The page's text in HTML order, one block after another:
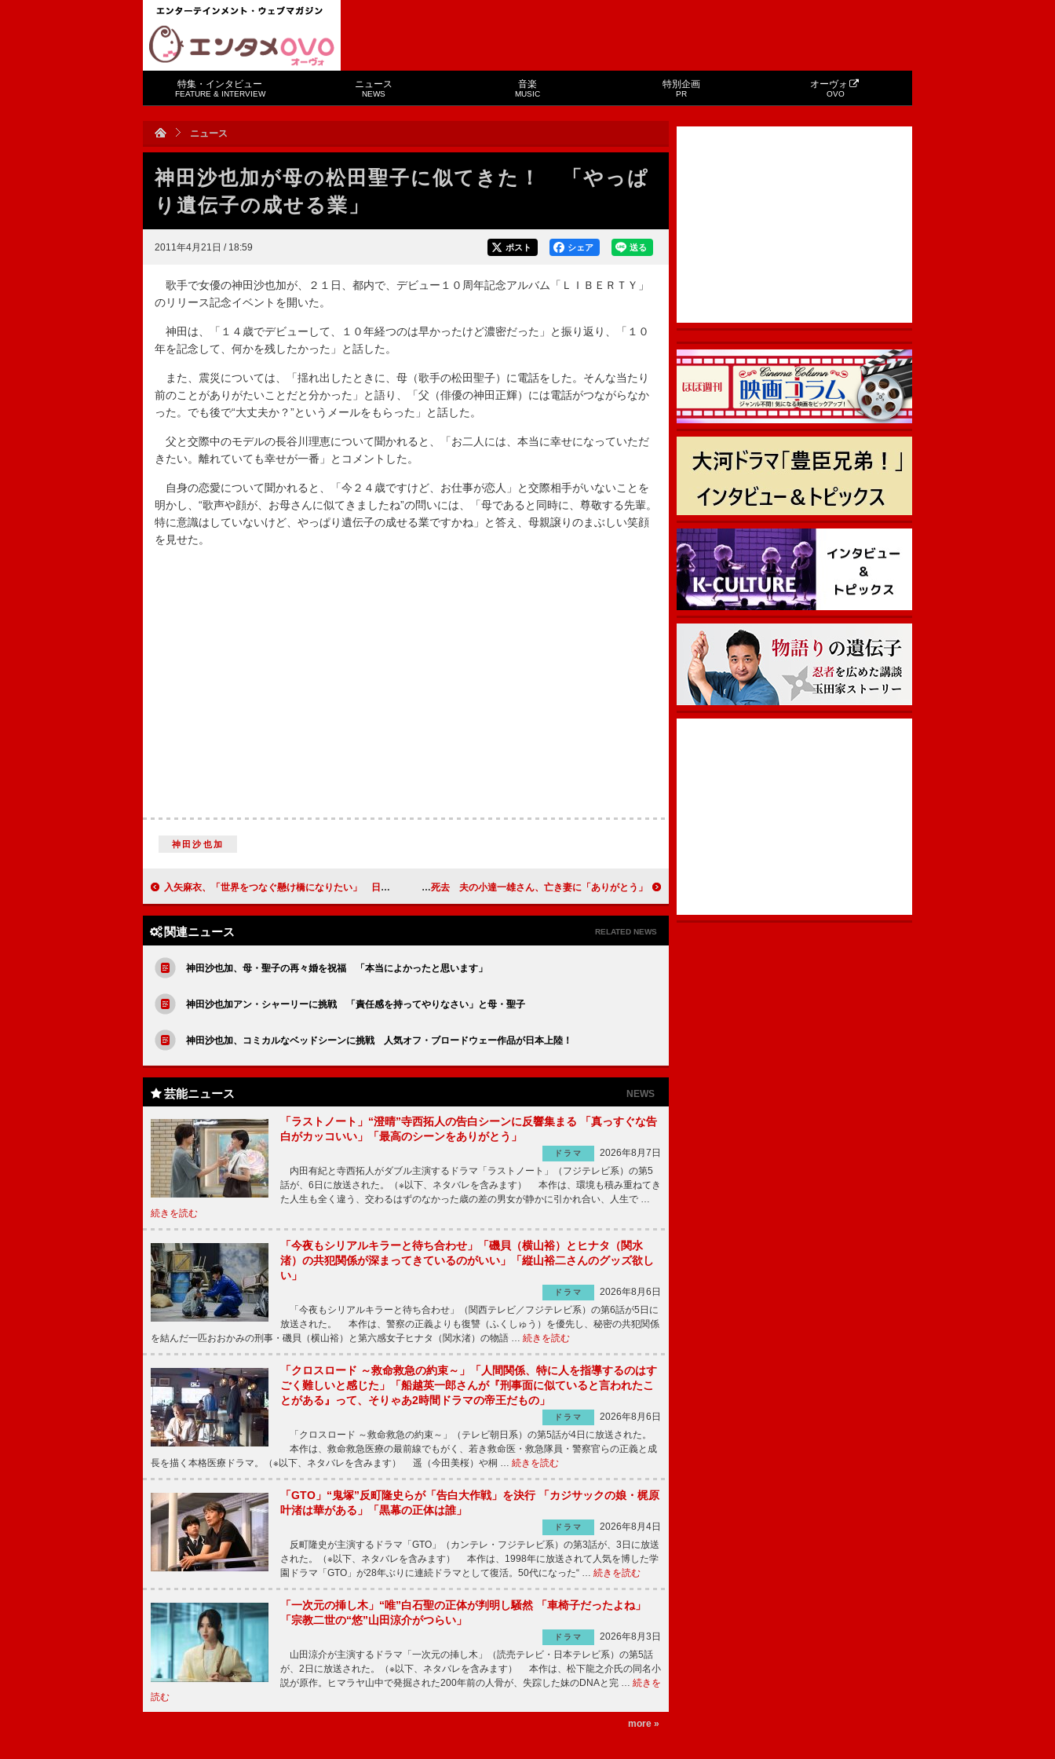
特集・インタビュー
FEATURE & INTERVIEW
ニュース
NEWS
音楽
MUSIC
特別企画
PR
オーヴォ
OVO
ニュース
神田沙也加が母の松田聖子に似てきた！ 「やっぱ
り遺伝子の成せる業」
2011年4月21日 / 18:59 送る
シェア
ポスト
歌手で女優の神田沙也加が、２１日、都内で、デビュー１０周年記念アルバム「ＬＩＢＥＲＴＹ」
のリリース記念イベントを開いた。
神田は、「１４歳でデビューして、１０年経つのは早かったけど濃密だった」と振り返り、「１０
年を記念して、何かを残したかった」と話した。
また、震災については、「揺れ出したときに、母（歌手の松田聖子）に電話をした。そんな当たり
前のことがありがたいことだと分かった」と語り、「父（俳優の神田正輝）には電話がつながらなか
った。でも後で“大丈夫か？”というメールをもらった」と話した。
父と交際中のモデルの長谷川理恵について聞かれると、「お二人には、本当に幸せになっていただ
きたい。離れていても幸せが一番」とコメントした。
自身の恋愛について聞かれると、「今２４歳ですけど、お仕事が恋人」と交際相手がいないことを
明かし、“歌声や顔が、お母さんに似てきましたね”の問いには、「母であると同時に、尊敬する先輩。
特に意識はしていないけど、やっぱり遺伝子の成せる業ですかね」と答え、母親譲りのまぶしい笑顔
を見せた。
神田沙也加
入矢麻衣、「世界をつなぐ懸け橋になりたい」 日韓合作のドキュメンタリー映画で案内役 元キャンディーズの田中好子さん死去 夫の小達一雄さん、亡き妻に「ありがとう」
関連ニュース RELATED NEWS
神田沙也加、母・聖子の再々婚を祝福 「本当によかったと思います」
神田沙也加アン・シャーリーに挑戦 「責任感を持ってやりなさい」と母・聖子
神田沙也加、コミカルなベッドシーンに挑戦 人気オフ・ブロードウェー作品が日本上陸！
芸能ニュース NEWS
「ラストノート」“澄晴”寺西拓人の告白シーンに反響集まる 「真っすぐな告
白がカッコいい」「最高のシーンをありがとう」
ドラマ
2026年8月7日
内田有紀と寺西拓人がダブル主演するドラマ「ラストノート」（フジテレビ系）の第5
話が、6日に放送された。（※以下、ネタバレを含みます） 本作は、環境も積み重ねてき
た人生も全く違う、交わるはずのなかった歳の差の男女が静かに引かれ合い、人生で …
続きを読む
「今夜もシリアルキラーと待ち合わせ」「磯貝（横山裕）とヒナタ（関水
渚）の共犯関係が深まってきているのがいい」「縦山裕二さんのグッズ欲し
い」
ドラマ
2026年8月6日
「今夜もシリアルキラーと待ち合わせ」（関西テレビ／フジテレビ系）の第6話が5日に
放送された。 本作は、警察の正義よりも復讐（ふくしゅう）を優先し、秘密の共犯関係
を結んだ一匹おおかみの刑事・磯貝（横山裕）と第六感女子ヒナタ（関水渚）の物語 … 続きを読む
「クロスロード ～救命救急の約束～」「人間関係、特に人を指導するのはす
ごく難しいと感じた」「船越英一郎さんが『刑事面に似ていると言われたこ
とがある』って、そりゃあ2時間ドラマの帝王だもの」
ドラマ
2026年8月6日
「クロスロード ～救命救急の約束～」（テレビ朝日系）の第5話が4日に放送された。
本作は、救命救急医療の最前線でもがく、若き救命医・救急隊員・警察官らの正義と成
長を描く本格医療ドラマ。（※以下、ネタバレを含みます） 遥（今田美桜）や桐 … 続きを読む
「GTO」“鬼塚”反町隆史らが「告白大作戦」を決行 「カジサックの娘・梶原
叶渚は華がある」「黒幕の正体は誰」
ドラマ
2026年8月4日
反町隆史が主演するドラマ「GTO」（カンテレ・フジテレビ系）の第3話が、3日に放送
された。（※以下、ネタバレを含みます） 本作は、1998年に放送されて人気を博した学
園ドラマ「GTO」が28年ぶりに連続ドラマとして復活。50代になった“ … 続きを読む
「一次元の挿し木」“唯”白石聖の正体が判明し騒然 「車椅子だったよね」
「宗教二世の“悠”山田涼介がつらい」
ドラマ
2026年8月3日
山田涼介が主演するドラマ「一次元の挿し木」（読売テレビ・日本テレビ系）の第5話
が、2日に放送された。（※以下、ネタバレを含みます） 本作は、松下龍之介氏の同名小
説が原作。ヒマラヤ山中で発掘された200年前の人骨が、失踪した妹のDNAと完 … 続きを
読む
more »